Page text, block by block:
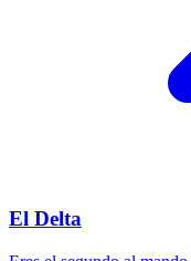
El Delta